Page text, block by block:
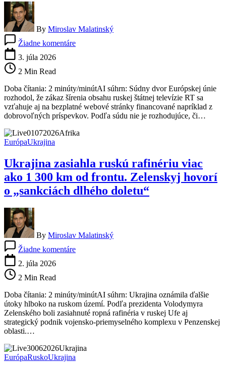
By Miroslav Malatinský
Žiadne komentáreSúdny
šírenia
obsahu
RT
aj
bezplatných
rozširuje
výklad
sankcií
3. júla 2026
2 Min Read
Doba čítania: 2 minúty/minútAI súhrn: Súdny dvor Európskej únie
rozhodol, že zákaz šírenia obsahu ruskej štátnej televízie RT sa
vzťahuje aj na bezplatné webové stránky financované napríklad z
dobrovoľných príspevkov. Podľa súdu nie je rozhodujúce, či…
EurópaUkrajina
Ukrajina zasiahla ruskú rafinériu viac
ako 1 300 km od frontu. Zelenskyj hovorí
o „sankciách dlhého doletu“
By Miroslav Malatinský
Žiadne komentáreUkrajina
ako
1
300
km
frontu.
Zelenskyj
hovorí
2. júla 2026
2 Min Read
Doba čítania: 2 minúty/minútAI súhrn: Ukrajina oznámila ďalšie
útoky hlboko na ruskom území. Podľa prezidenta Volodymyra
Zelenského boli zasiahnuté ropná rafinéria v ruskej Ufe aj
strategický podnik vojensko-priemyselného komplexu v Penzenskej
oblasti.…
EurópaRuskoUkrajina